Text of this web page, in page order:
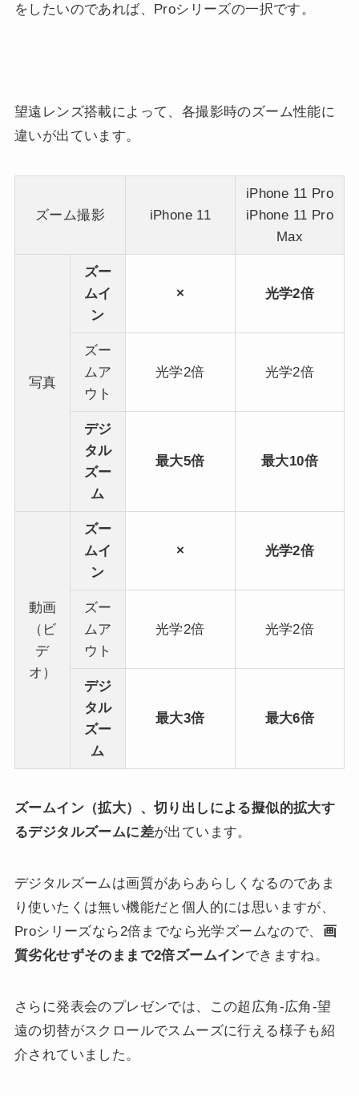
をしたいのであれば、Proシリーズの一択です。
望遠レンズ搭載によって、各撮影時のズーム性能に
違いが出ています。
ズーム撮影 iPhone 11
iPhone 11 Pro
iPhone 11 Pro
Max
写真
ズー
ムイ
ン
× 光学2倍
ズー
ムア
ウト
光学2倍 光学2倍
デジ
タル
ズー
ム
最大5倍 最大10倍
動画
（ビ
デ
オ）
ズー
ムイ
ン
× 光学2倍
ズー
ムア
ウト
光学2倍 光学2倍
デジ
タル
ズー
ム
最大3倍 最大6倍
ズームイン（拡大）、切り出しによる擬似的拡大す
るデジタルズームに差が出ています。
デジタルズームは画質があらあらしくなるのであま
り使いたくは無い機能だと個人的には思いますが、
Proシリーズなら2倍までなら光学ズームなので、 画
質劣化せずそのままで2倍ズームインできますね。
さらに発表会のプレゼンでは、この超広角-広角-望
遠の切替がスクロールでスムーズに行える様子も紹
介されていました。